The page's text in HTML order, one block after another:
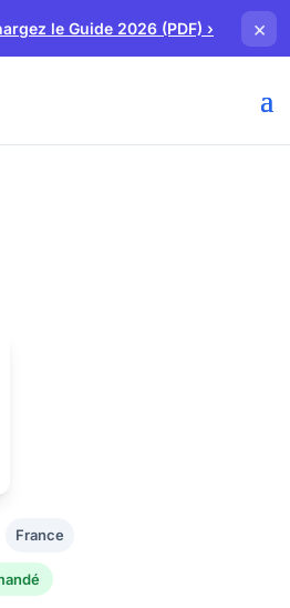
le Guide 2026 (PDF)› ×
France